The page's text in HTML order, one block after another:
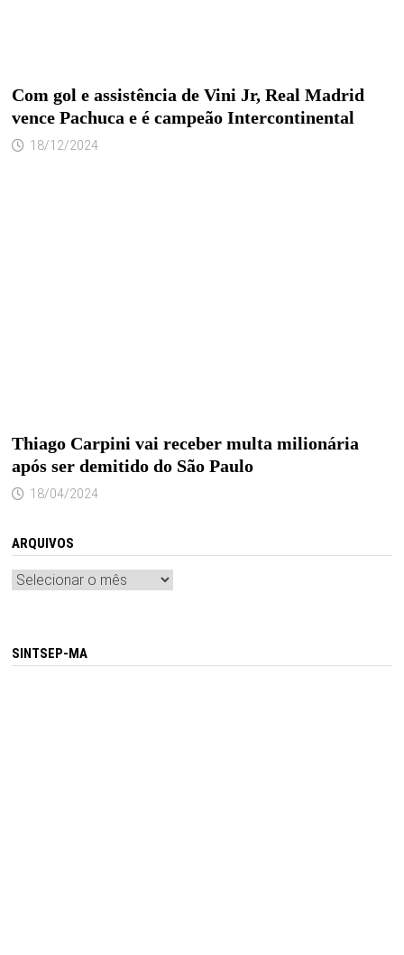
Com gol e assistência de Vini Jr, Real Madrid
vence Pachuca e é campeão Intercontinental
18/12/2024
Thiago Carpini vai receber multa milionária
após ser demitido do São Paulo
18/04/2024
ARQUIVOS
Arquivos
SINTSEP-MA